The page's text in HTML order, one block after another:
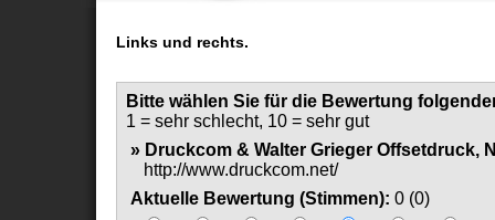
Links und rechts.
Bitte wählen Sie für die Bewertung
1 = sehr schlecht, 10 = sehr gut
» Druckcom & Walter Grieger Offsetdruck,
http://www.druckcom.net/
Aktuelle Bewertung (Stimmen): 0 (0)